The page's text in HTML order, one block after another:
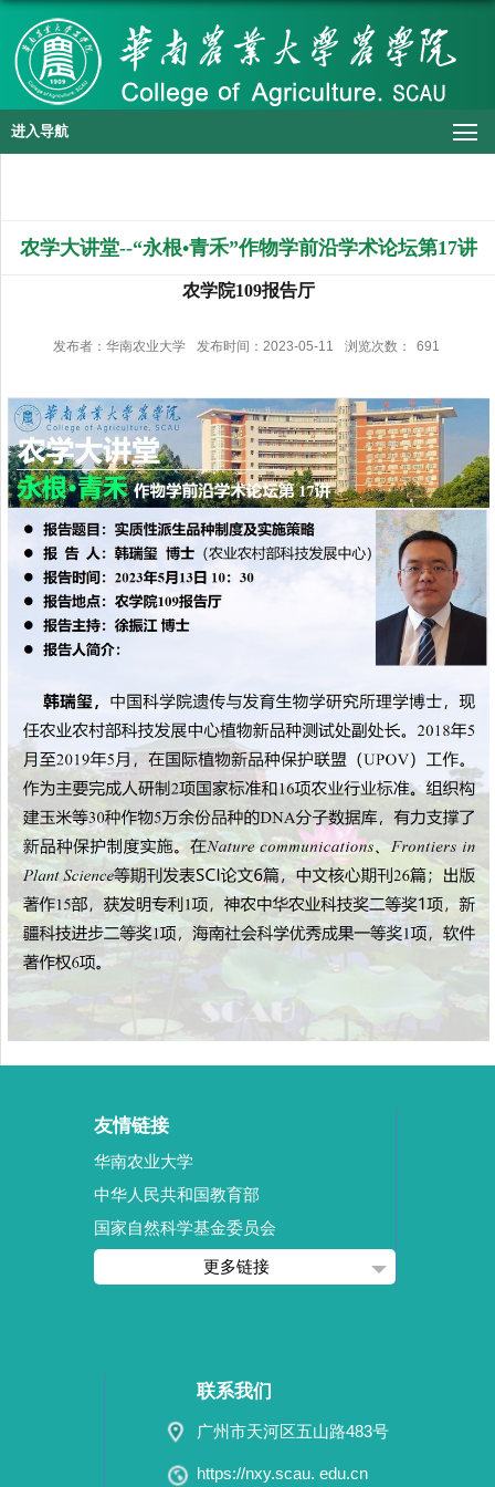
进入导航
农学大讲堂--“永根•青禾”作物学前沿学术论坛第17讲
农学院109报告厅
发布者：华南农业大学 发布时间：2023-05-11 浏览次数： 691
友情链接
华南农业大学
中华人民共和国教育部
国家自然科学基金委员会
更多链接
联系我们
广州市天河区五山路483号
https://nxy.scau. edu.cn